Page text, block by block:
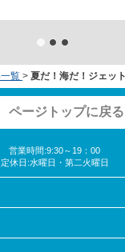
覧 > 夏だ！海だ！ジェッ
ページトップに戻る
営業時間:9:30～19：00
定休日:水曜日・第二火曜日